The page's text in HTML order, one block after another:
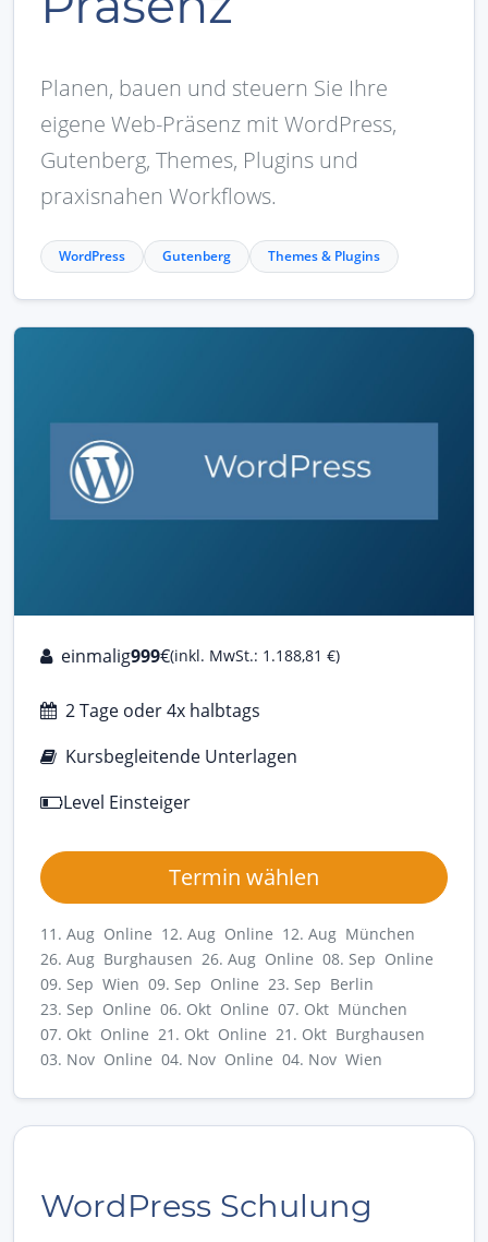
Planen, bauen und steuern Sie Ihre
eigene Web-Präsenz mit WordPress,
Gutenberg, Themes, Plugins und
praxisnahen Workflows.
WordPress Gutenberg Themes & Plugins
einmalig999€(inkl. MwSt.: 1.188,81 €)
2 Tage oder 4x halbtags
Kursbegleitende Unterlagen
Level Einsteiger
Termin wählen
11. Aug Online 12. Aug Online 12. Aug München
26. Aug Burghausen 26. Aug Online 08. Sep Online
09. Sep Wien 09. Sep Online 23. Sep Berlin
23. Sep Online 06. Okt Online 07. Okt München
07. Okt Online 21. Okt Online 21. Okt Burghausen
03. Nov Online 04. Nov Online 04. Nov Wien
WordPress Schulung